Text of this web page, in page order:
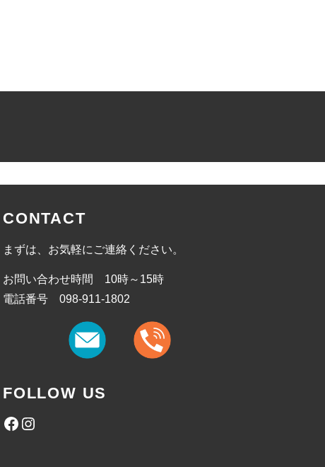
CONTACT
まずは、お気軽にご連絡ください。
お問い合わせ時間 10時～15時
電話番号 098-911-1802
FOLLOW US
Facebook
Instagram